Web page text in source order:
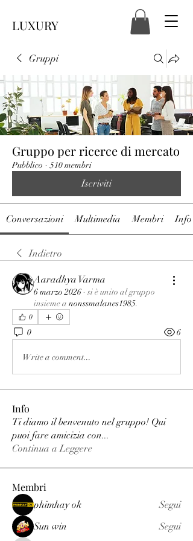
LUXURY
Gruppi
Gruppo per ricerce di mercato
Pubblico · 510 membri
Iscriviti
Conversazioni Multimedia Membri Info
Indietro
Aaradhya Varma
6 marzo 2026 ·si è unito al gruppo
insieme a nonssmalanes1985.
0
0 6
Write a comment...
Info
Ti diamo il benvenuto nel gruppo! Qui
puoi fare amicizia con...
Continua a Leggere
Membri
phimhay ok
Segui
Sun win
Segui